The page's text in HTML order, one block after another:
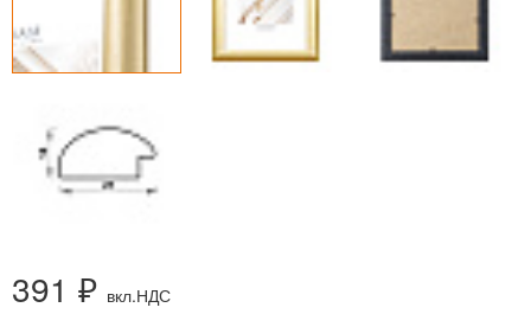
391 ₽ вкл.НДС